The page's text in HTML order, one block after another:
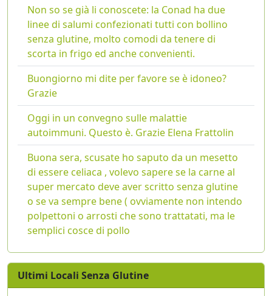
Non so se già li conoscete: la Conad ha due
linee di salumi confezionati tutti con bollino
senza glutine, molto comodi da tenere di
scorta in frigo ed anche convenienti.
Buongiorno mi dite per favore se è idoneo?
Grazie
Oggi in un convegno sulle malattie
autoimmuni. Questo è. Grazie Elena Frattolin
Buona sera, scusate ho saputo da un mesetto
di essere celiaca , volevo sapere se la carne al
super mercato deve aver scritto senza glutine
o se va sempre bene ( ovviamente non intendo
polpettoni o arrosti che sono trattatati, ma le
semplici cosce di pollo
Ultimi Locali Senza Glutine